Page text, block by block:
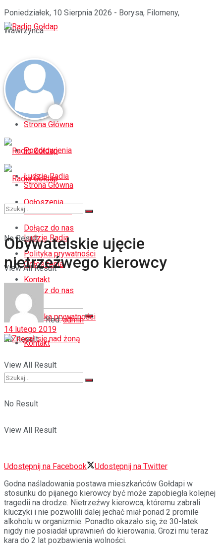
Poniedziałek, 10 Sierpnia 2026 - Borysa, Filomeny,
Wawrzynca
Strona Główna
Pozdrowienia
Ludzie Radia
Ogłoszenia
Dołącz do nas
Polityka prywatności
Kontakt
No Result
View All Result
Strona Główna
Pozdrowienia
Ludzie Radia
Ogłoszenia
Dołącz do nas
Polityka prywatności
Kontakt
No Result
View All Result
No Result
View All Result
Obywatelskie ujęcie
nietrzeźwego kierowcy
Red. admin
14 lutego 2019
Udostępnij na Facebook
Udostępnij na Twitter
Godna naśladowania postawa mieszkańców Gołdapi w
stosunku do pijanego kierowcy być może zapobiegła kolejnej
tragedii na drodze. Nietrzeźwy kierowca, któremu zabrali
kluczyki i nie pozwolili dalej jechać miał ponad 2 promile
alkoholu w organizmie. Ponadto okazało się, że 30-latek
nigdy nie posiadał uprawnień do kierowania. Grozi mu teraz
kara do 2 lat pozbawienia wolności.